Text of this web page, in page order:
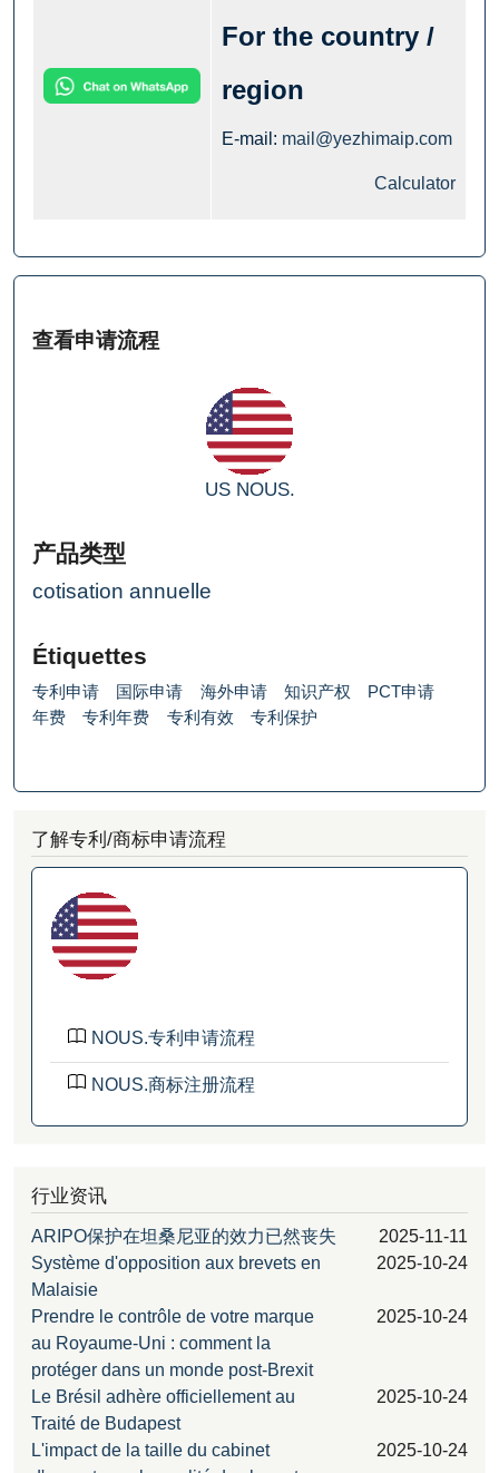
For the country /
region
E-mail: mail@yezhimaip.com
Calculator
查看申请流程
US NOUS.
产品类型
cotisation annuelle
Étiquettes
专利申请 国际申请 海外申请 知识产权
PCT申请
年费
专利年费 专利有效 专利保护
了解专利/商标申请流程
NOUS.专利申请流程
NOUS.商标注册流程
行业资讯
ARIPO保护在坦桑尼亚的效力已然丧失
2025-11-11
Système d'opposition aux brevets en
Malaisie
2025-10-24
Prendre le contrôle de votre marque
au Royaume-Uni : comment la
protéger dans un monde post-Brexit
2025-10-24
Le Brésil adhère officiellement au
Traité de Budapest
2025-10-24
L'impact de la taille du cabinet
2025-10-24